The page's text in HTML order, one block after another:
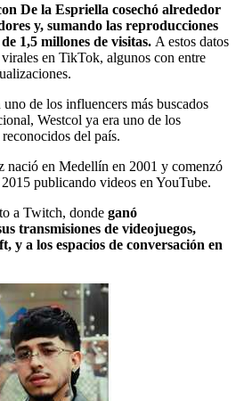
De la Espriella cosechó alrededor
y, sumando las reproducciones
1,5 millones de visitas. A estos datos
en TikTok, algunos con entre
de los influencers más buscados
Westcol ya era uno de los
del país.
en Medellín en 2001 y comenzó
publicando videos en YouTube.
a Twitch, donde ganó
transmisiones de videojuegos,
y a los espacios de conversación en